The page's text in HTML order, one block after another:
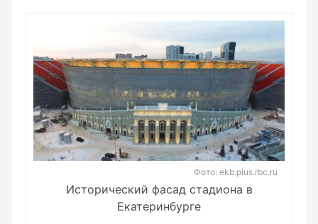
Фото: ekb.plus.rbc.ru
Исторический фасад стадиона в
Екатеринбурге